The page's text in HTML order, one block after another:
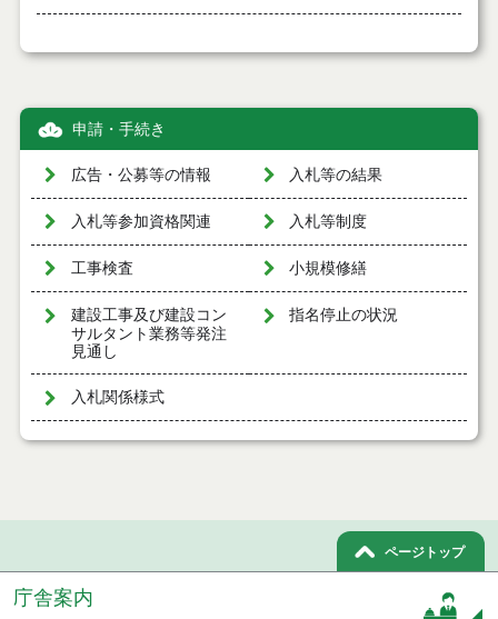
申請・手続き
広告・公募等の情報 入札等の結果
入札等参加資格関連 入札等制度
工事検査 小規模修繕
建設工事及び建設コン
サルタント業務等発注
見通し
指名停止の状況
入札関係様式
ページトップ
庁舎案内